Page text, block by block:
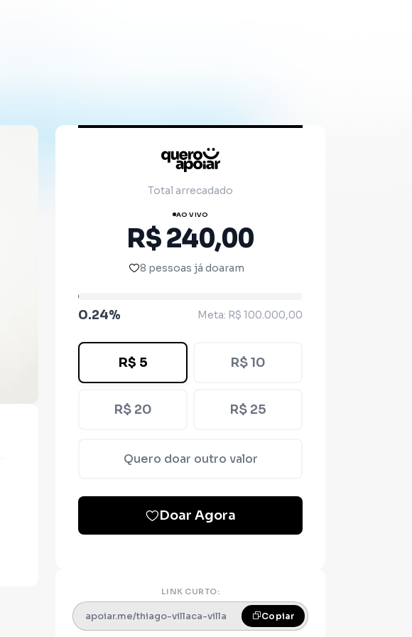
Total arrecadado
AO VIVO
R$ 240,00
8 pessoas já doaram
0.24% Meta: R$ 100.000,00
R$ 5 R$ 10
R$ 20 R$ 25
Quero doar outro valor
Doar Agora
LINK CURTO:
apoiar.me/thiago-villaca-villa Copiar